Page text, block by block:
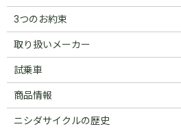
3つのお約束
取り扱いメーカー
試乗車
商品情報
ニシダサイクルの歴史